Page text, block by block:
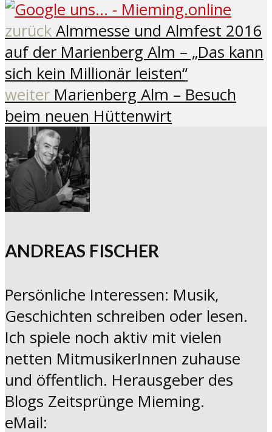
zurück Almmesse und Almfest 2016
auf der Marienberg Alm – „Das kann
sich kein Millionär leisten“
weiter Marienberg Alm – Besuch
beim neuen Hüttenwirt
ANDREAS FISCHER
Persönliche Interessen: Musik,
Geschichten schreiben oder lesen.
Ich spiele noch aktiv mit vielen
netten MitmusikerInnen zuhause
und öffentlich. Herausgeber des
Blogs Zeitsprünge Mieming.
eMail: